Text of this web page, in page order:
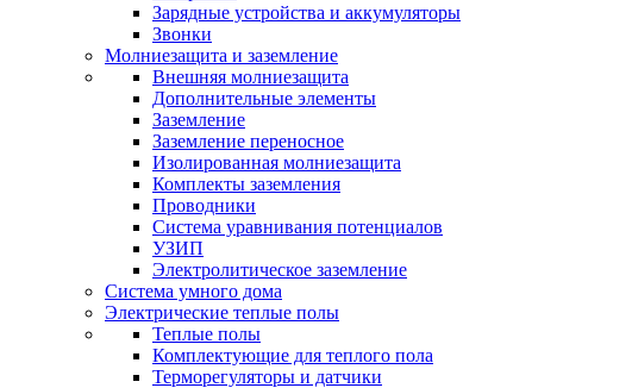
Зарядные устройства и аккумуляторы
Звонки
Молниезащита и заземление
Внешняя молниезащита
Дополнительные элементы
Заземление
Заземление переносное
Изолированная молниезащита
Комплекты заземления
Проводники
Система уравнивания потенциалов
УЗИП
Электролитическое заземление
Система умного дома
Электрические теплые полы
Теплые полы
Комплектующие для теплого пола
Терморегуляторы и датчики